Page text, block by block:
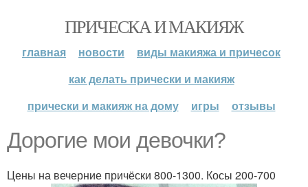
ПРИЧЕСКА И МАКИЯЖ
главная новости
виды макияжа и причесок
как делать прически и макияж
прически и макияж на дому
игры отзывы
Дорогие мои девочки?
Цены на вечерние причёски 800-1300. Косы 200-700